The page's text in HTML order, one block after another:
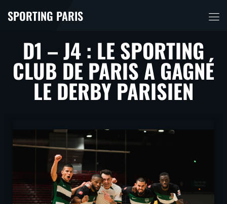
SPORTING PARIS
D1 – J4 : LE SPORTING
CLUB DE PARIS A GAGNÉ
LE DERBY PARISIEN